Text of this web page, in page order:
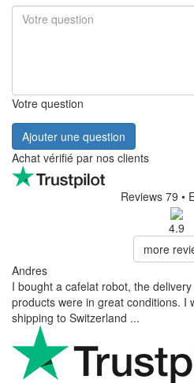
Votre question
Ajouter une question
Achat vérifié par nos clients
Reviews 79 •
4.9
more
Andres
I bought a cafelat robot, the
products were in great conditions. I
shipping to Switzerland ...